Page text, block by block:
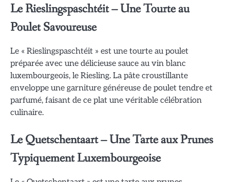
Le Rieslingspaschtéit – Une Tourte au
Poulet Savoureuse
Le « Rieslingspaschtéit » est une tourte au poulet
préparée avec une délicieuse sauce au vin blanc
luxembourgeois, le Riesling. La pâte croustillante
enveloppe une garniture généreuse de poulet tendre et
parfumé, faisant de ce plat une véritable célébration
culinaire.
Le Quetschentaart – Une Tarte aux Prunes
Typiquement Luxembourgeoise